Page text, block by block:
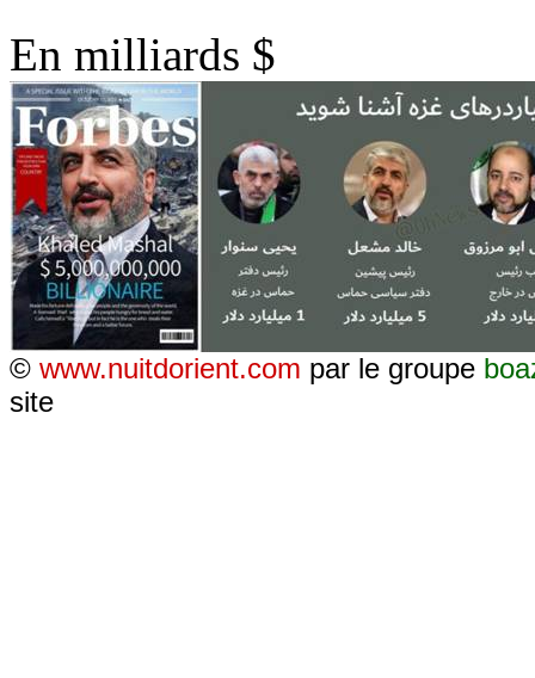
En milliards $
© www.nuitdorient.com par le groupe
site